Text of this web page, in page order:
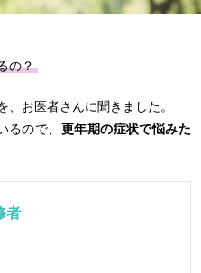
の？
、お医者さんに聞きました。
るので、 更年期の症状で悩みた
者